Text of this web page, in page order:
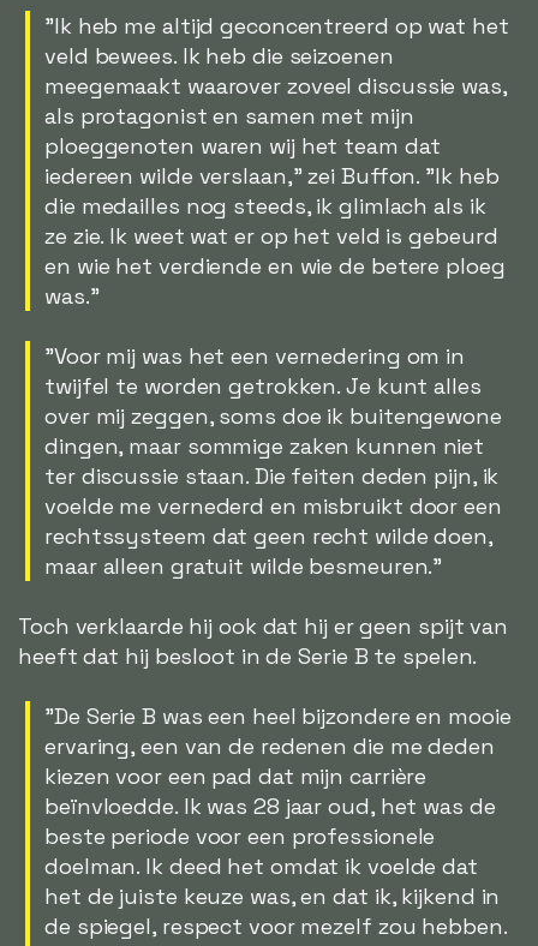
"Ik heb me altijd geconcentreerd op wat het
veld bewees. Ik heb die seizoenen
meegemaakt waarover zoveel discussie was,
als protagonist en samen met mijn
ploeggenoten waren wij het team dat
iedereen wilde verslaan," zei Buffon. "Ik heb
die medailles nog steeds, ik glimlach als ik
ze zie. Ik weet wat er op het veld is gebeurd
en wie het verdiende en wie de betere ploeg
was."
"Voor mij was het een vernedering om in
twijfel te worden getrokken. Je kunt alles
over mij zeggen, soms doe ik buitengewone
dingen, maar sommige zaken kunnen niet
ter discussie staan. Die feiten deden pijn, ik
voelde me vernederd en misbruikt door een
rechtssysteem dat geen recht wilde doen,
maar alleen gratuit wilde besmeuren."
Toch verklaarde hij ook dat hij er geen spijt van
heeft dat hij besloot in de Serie B te spelen.
"De Serie B was een heel bijzondere en mooie
ervaring, een van de redenen die me deden
kiezen voor een pad dat mijn carrière
beïnvloedde. Ik was 28 jaar oud, het was de
beste periode voor een professionele
doelman. Ik deed het omdat ik voelde dat
het de juiste keuze was, en dat ik, kijkend in
de spiegel, respect voor mezelf zou hebben.